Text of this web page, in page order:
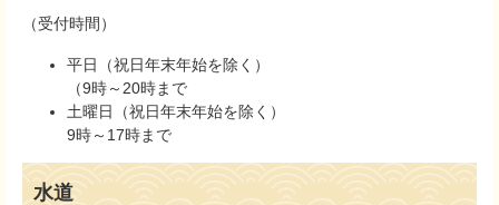
（受付時間）
平日（祝日年末年始を除く）
（9時～20時まで
土曜日（祝日年末年始を除く）
9時～17時まで
水道